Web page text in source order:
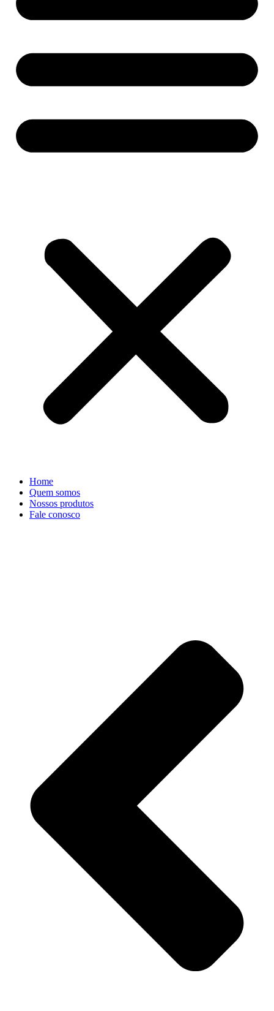
Home
Quem somos
Nossos produtos
Fale conosco